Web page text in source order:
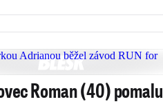
Roman (40) pomalu